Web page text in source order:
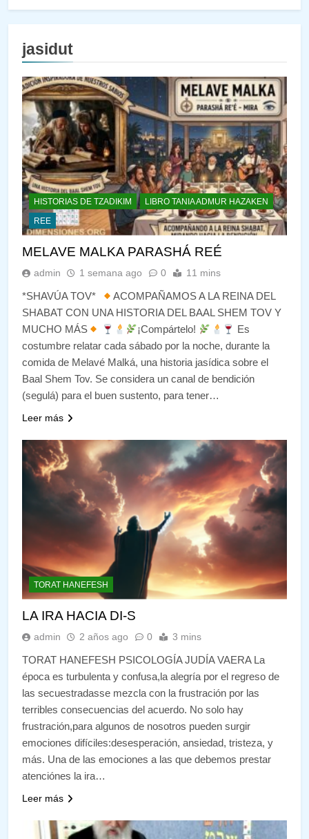
jasidut
HISTORIAS DE TZADIKIM
LIBRO TANIA ADMUR HAZAKEN
REE
MELAVE MALKA PARASHÁ REÉ
admin 1 semana ago 0 11 mins
*SHAVÚA TOV*
ACOMPAÑAMOS A LA REINA DEL
SHABAT CON UNA HISTORIA DEL BAAL SHEM TOV Y
MUCHO MÁS
¡Compártelo!
Es
costumbre relatar cada sábado por la noche, durante la
comida de Melavé Malká, una historia jasídica sobre el
Baal Shem Tov. Se considera un canal de bendición
(segulá) para el buen sustento, para tener…
Leer más
TORAT HANEFESH
LA IRA HACIA DI-S
admin 2 años ago 0 3 mins
TORAT HANEFESH PSICOLOGÍA JUDÍA VAERA La
época es turbulenta y confusa,la alegría por el regreso de
las secuestradasse mezcla con la frustración por las
terribles consecuencias del acuerdo. No solo hay
frustración,para algunos de nosotros pueden surgir
emociones difíciles:desesperación, ansiedad, tristeza, y
más. Una de las emociones a las que debemos prestar
atenciónes la ira…
Leer más